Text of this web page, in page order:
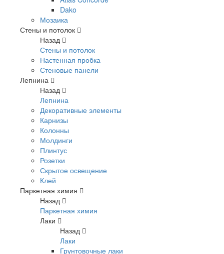
Dako
Мозаика
Стены и потолок
Назад
Стены и потолок
Настенная пробка
Стеновые панели
Лепнина
Назад
Лепнина
Декоративные элементы
Карнизы
Колонны
Молдинги
Плинтус
Розетки
Скрытое освещение
Клей
Паркетная химия
Назад
Паркетная химия
Лаки
Назад
Лаки
Грунтовочные лаки